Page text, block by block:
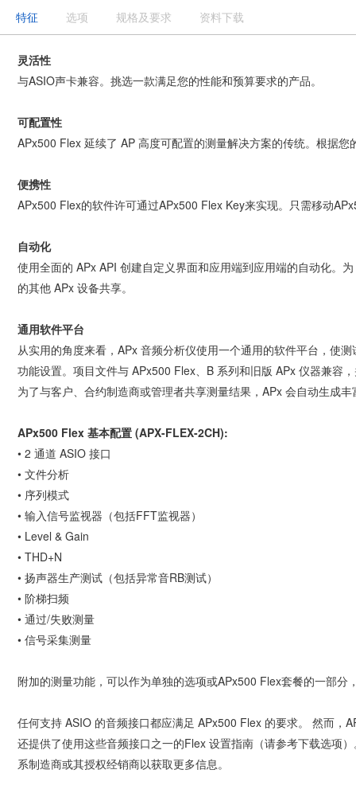
特征 选项 规格及要求 资料下载
灵活性
与ASIO声卡兼容。挑选一款满足您的性能和预算要求的产品。
可配置性
APx500 Flex 延续了 AP 高度可配置的测量解决方案的传统。根据
便携性
APx500 Flex的软件许可通过APx500 Flex Key来实现。只需移动
自动化
使用全面的 APx API 创建自定义界面和应用端到应用端的自动化。
的其他 APx 设备共享。
通用软件平台
从实用的角度来看，APx 音频分析仪使用一个通用的软件平台，使
功能设置。项目文件与 APx500 Flex、B 系列和旧版 APx 仪器兼容
为了与客户、合约制造商或管理者共享测量结果，APx 会自动生成
APx500 Flex 基本配置 (APX-FLEX-2CH):
• 2 通道 ASIO 接口
• 文件分析
• 序列模式
• 输入信号监视器（包括FFT监视器）
• Level & Gain
• THD+N
• 扬声器生产测试（包括异常音RB测试）
• 阶梯扫频
• 通过/失败测量
• 信号采集测量
附加的测量功能，可以作为单独的选项或APx500 Flex套餐的一部
任何支持 ASIO 的音频接口都应满足 APx500 Flex 的要求。 然而
还提供了使用这些音频接口之一的Flex 设置指南（请参考下载选项
系制造商或其授权经销商以获取更多信息。